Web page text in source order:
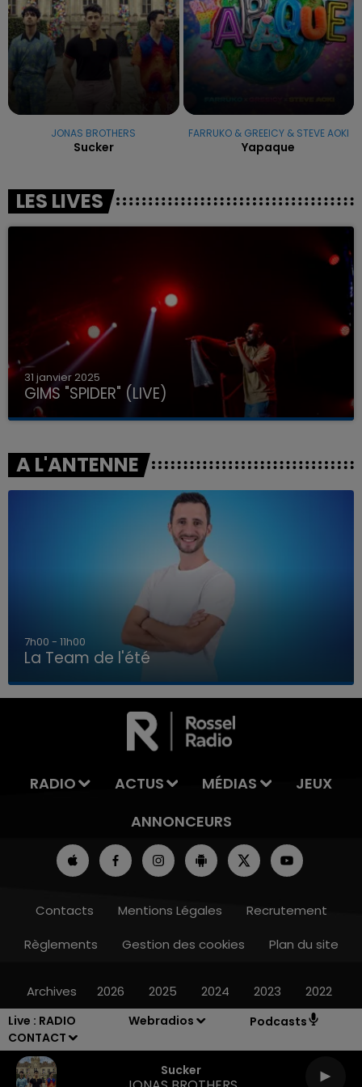
Live : RADIO
CONTACT
Webradios Podcasts
Sucker
LA TEAM DE L'ÉTÉ
JONAS BROTHERS
Sucker
FARRUKO & GREEICY & STEVE AOKI
Yapaque
LES LIVES
31 janvier 2025
GIMS "SPIDER" (LIVE)
A L'ANTENNE
7h00 - 11h00
La Team de l'été
RADIO ACTUS MÉDIAS
JEUX
ANNONCEURS
Contacts Mentions Légales
Recrutement
Règlements
Gestion des cookies Plan du site
Archives 2026 2025 2024 2023 2022